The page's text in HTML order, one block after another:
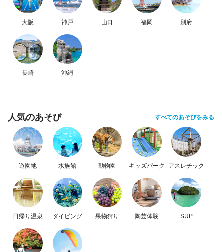
大阪 神戸 山口 福岡 別府
長崎 沖縄
人気のあそび すべてのあそびをみる
遊園地 水族館 動物園 キッズパーク アスレチック
日帰り温泉 ダイビング 果物狩り 陶芸体験 SUP